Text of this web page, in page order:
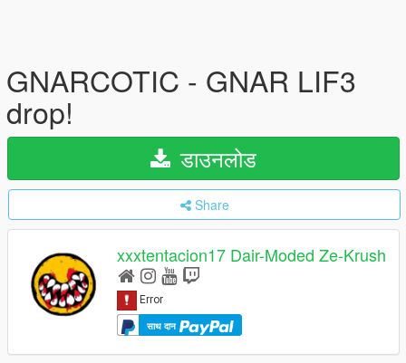
GNARCOTIC - GNAR LIF3
drop!
डाउनलोड
Share
xxxtentacion17 Dair-Moded Ze-Krush
साथ दान